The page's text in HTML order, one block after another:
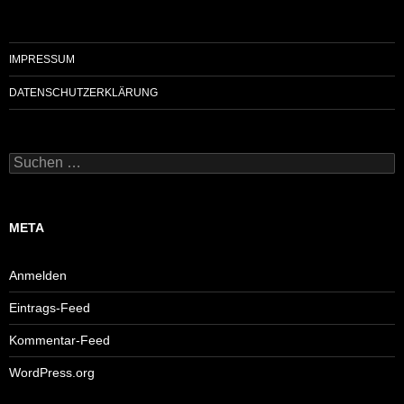
IMPRESSUM
DATENSCHUTZERKLÄRUNG
Suchen
nach:
META
Anmelden
Eintrags-Feed
Kommentar-Feed
WordPress.org